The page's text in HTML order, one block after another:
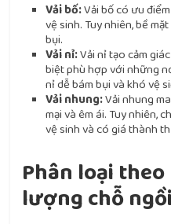
Vải bố:Vải bố có ưu
vệ sinh. Tuy nhiên, bề
bụi.
Vải nỉ:Vải nỉ tạo cảm
biệt phù hợp với những
nỉ dễ bám bụi và khó vệ
Vải nhung:Vải nhung
mại và êm ái. Tuy nhiên,
vệ sinh và có giá thành
Phân loại
lượng chỗ ngồi